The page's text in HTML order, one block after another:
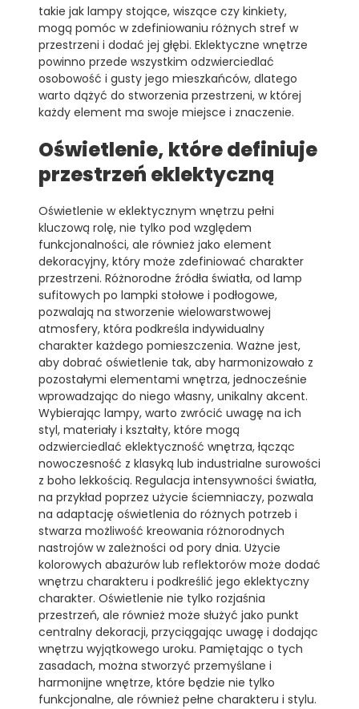
takie jak lampy stojące, wiszące czy kinkiety,
mogą pomóc w zdefiniowaniu różnych stref w
przestrzeni i dodać jej głębi. Eklektyczne wnętrze
powinno przede wszystkim odzwierciedlać
osobowość i gusty jego mieszkańców, dlatego
warto dążyć do stworzenia przestrzeni, w której
każdy element ma swoje miejsce i znaczenie.
Oświetlenie, które definiuje
przestrzeń eklektyczną
Oświetlenie w eklektycznym wnętrzu pełni
kluczową rolę, nie tylko pod względem
funkcjonalności, ale również jako element
dekoracyjny, który może zdefiniować charakter
przestrzeni. Różnorodne źródła światła, od lamp
sufitowych po lampki stołowe i podłogowe,
pozwalają na stworzenie wielowarstwowej
atmosfery, która podkreśla indywidualny
charakter każdego pomieszczenia. Ważne jest,
aby dobrać oświetlenie tak, aby harmonizowało z
pozostałymi elementami wnętrza, jednocześnie
wprowadzając do niego własny, unikalny akcent.
Wybierając lampy, warto zwrócić uwagę na ich
styl, materiały i kształty, które mogą
odzwierciedlać eklektyczność wnętrza, łącząc
nowoczesność z klasyką lub industrialne surowości
z boho lekkością. Regulacja intensywności światła,
na przykład poprzez użycie ściemniaczy, pozwala
na adaptację oświetlenia do różnych potrzeb i
stwarza możliwość kreowania różnorodnych
nastrojów w zależności od pory dnia. Użycie
kolorowych abażurów lub reflektorów może dodać
wnętrzu charakteru i podkreślić jego eklektyczny
charakter. Oświetlenie nie tylko rozjaśnia
przestrzeń, ale również może służyć jako punkt
centralny dekoracji, przyciągając uwagę i dodając
wnętrzu wyjątkowego uroku. Pamiętając o tych
zasadach, można stworzyć przemyślane i
harmonijne wnętrze, które będzie nie tylko
funkcjonalne, ale również pełne charakteru i stylu.